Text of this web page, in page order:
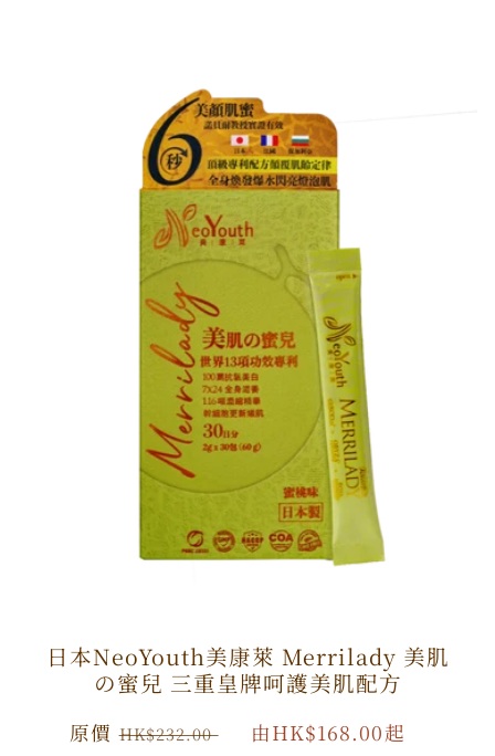
日本NeoYouth美康萊 Merrilady 美肌
の蜜兒 三重皇牌呵護美肌配方
原
原價HK$232.00 由HK$168.00起